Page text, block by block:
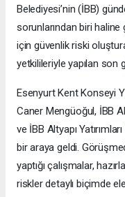
Belediyesi’nin (İBB)
sorunlarından biri
için güvenlik riski
yetkilileriyle yapılan son
Esenyurt Kent Konseyi
Caner Mengüoğul, İBB
ve İBB Altyapı
bir araya geldi.
yaptığı çalışmalar,
riskler detaylı biçimde ele